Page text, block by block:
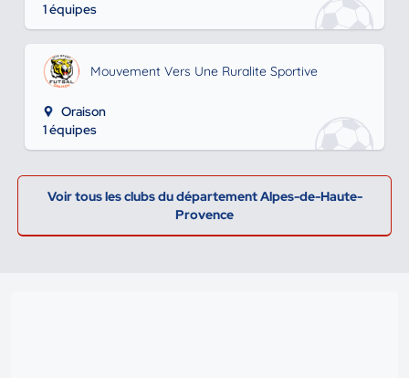
1 équipes
Mouvement Vers Une Ruralite Sportive
Oraison
1 équipes
Voir tous les clubs du département Alpes-de-Haute-
Provence